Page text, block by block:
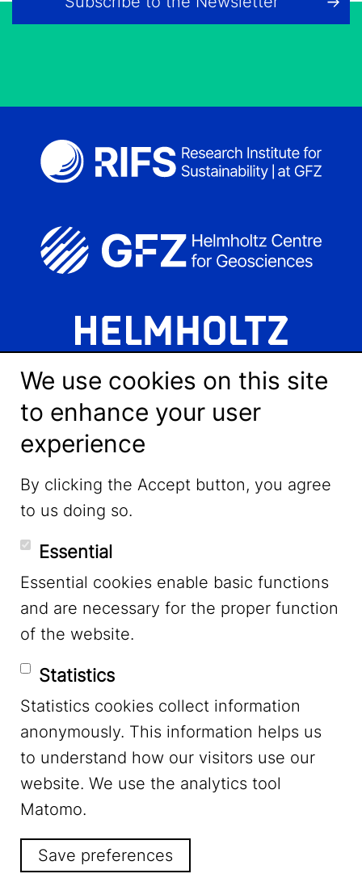
LinkedIn
YouTube
Mastodon
Footer Menu Legal Notice
Privacy
We use cookies on this site
to enhance your user
experience
By clicking the Accept button, you agree
to us doing so.
Essential
Essential cookies enable basic functions
and are necessary for the proper function
of the website.
Statistics
Statistics cookies collect information
anonymously. This information helps us
to understand how our visitors use our
website. We use the analytics tool
Matomo.
Save preferences